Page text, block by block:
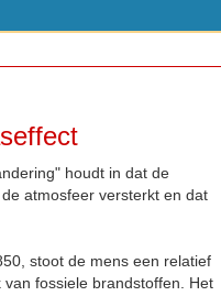
houdt in dat de
atmosfeer versterkt en dat
stoot de mens een relatief
fossiele brandstoffen. Het